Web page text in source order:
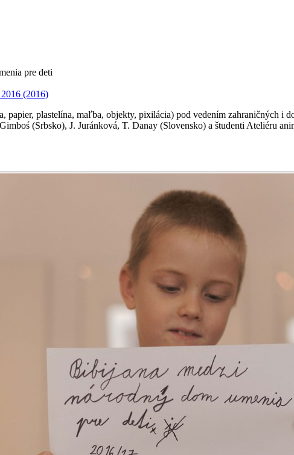
pre deti
(2016)
papier, plastelína, maľba, objekty, pixilácia) pod vedením zahraničných
(Srbsko), J. Juránková, T. Danay (Slovensko) a študenti Ateliéru